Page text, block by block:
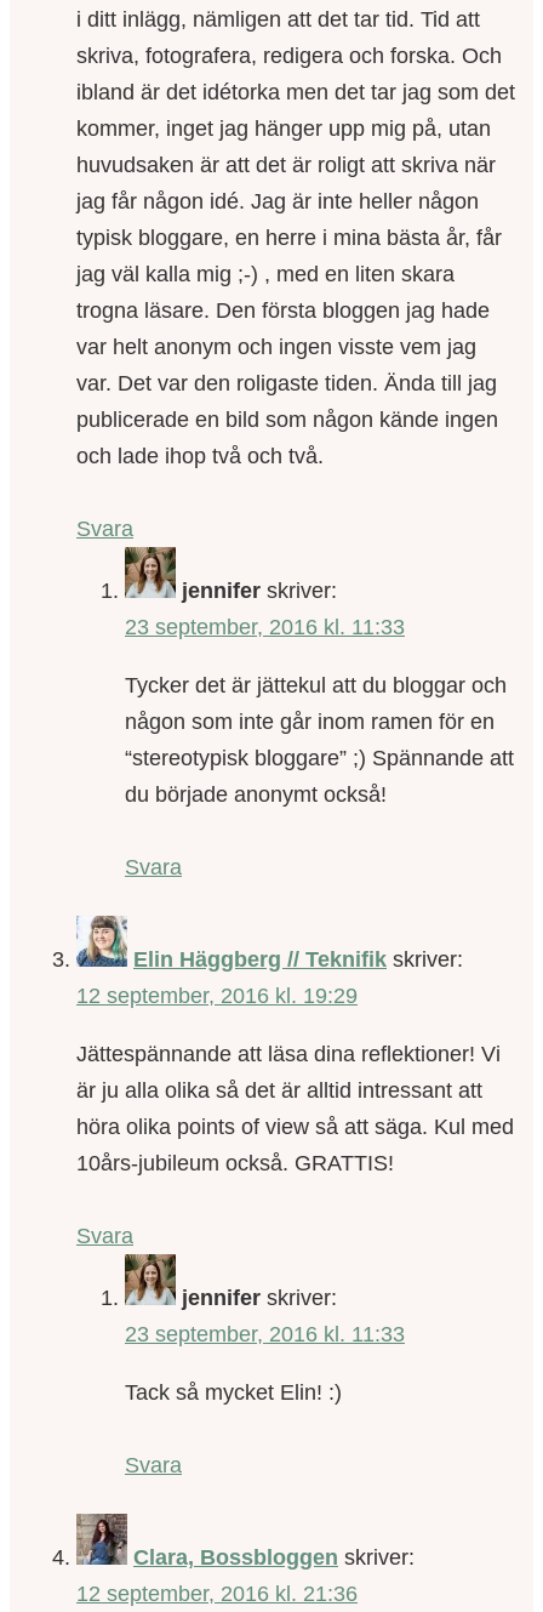
i ditt inlägg, nämligen att det tar tid. Tid att
skriva, fotografera, redigera och forska. Och
ibland är det idétorka men det tar jag som det
kommer, inget jag hänger upp mig på, utan
huvudsaken är att det är roligt att skriva när
jag får någon idé. Jag är inte heller någon
typisk bloggare, en herre i mina bästa år, får
jag väl kalla mig ;-) , med en liten skara
trogna läsare. Den första bloggen jag hade
var helt anonym och ingen visste vem jag
var. Det var den roligaste tiden. Ända till jag
publicerade en bild som någon kände ingen
och lade ihop två och två.
Svara
jennifer skriver:
23 september, 2016 kl. 11:33
Tycker det är jättekul att du bloggar och
någon som inte går inom ramen för en
“stereotypisk bloggare” ;) Spännande att
du började anonymt också!
Svara
Elin Häggberg // Teknifik skriver:
12 september, 2016 kl. 19:29
Jättespännande att läsa dina reflektioner! Vi
är ju alla olika så det är alltid intressant att
höra olika points of view så att säga. Kul med
10års-jubileum också. GRATTIS!
Svara
jennifer skriver:
23 september, 2016 kl. 11:33
Tack så mycket Elin! :)
Svara
Clara, Bossbloggen skriver:
12 september, 2016 kl. 21:36